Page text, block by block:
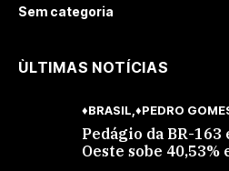
Sem categoria
ÙLTIMAS NOTÍCIAS
♦BRASIL ♦PEDRO
Pedágio da BR-163
Oeste sobe 40,53%